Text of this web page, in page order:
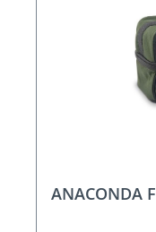
ANACONDA